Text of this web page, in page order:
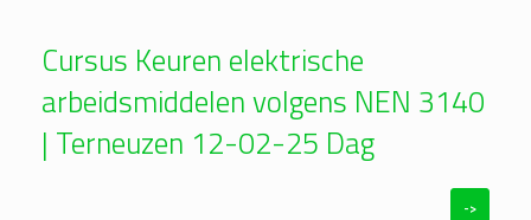
Cursus Keuren elektrische
arbeidsmiddelen volgens NEN 3140
| Terneuzen 12-02-25 Dag
->